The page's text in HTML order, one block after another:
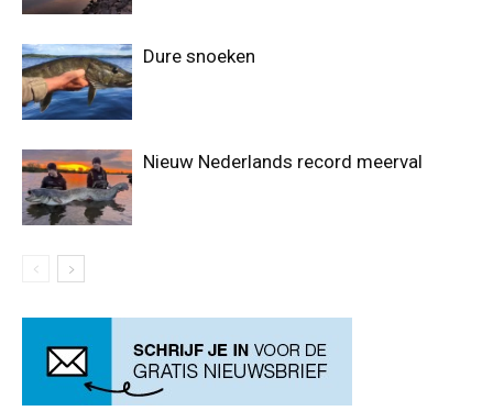
Dure snoeken
Nieuw Nederlands record meerval